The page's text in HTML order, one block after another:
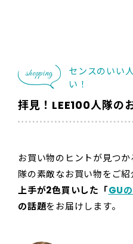
shopping
センスのいい
い！
拝見！LEE100人隊の
お買い物のヒントが見つか
隊の素敵なお買い物をご紹
上手が2色買いした「GU
の話題をお届けします。